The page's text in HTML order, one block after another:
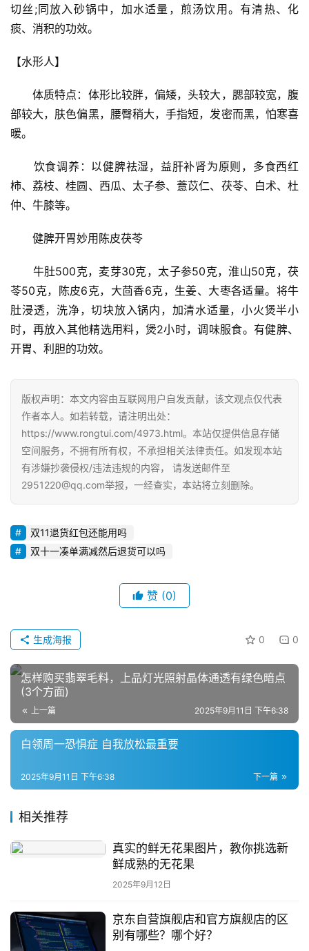
察
电
营
带
货
私
域
社
问
答
社
区
切丝;同放入砂锅中，加水适量，煎汤饮用。有清热、化
痰、消积的功效。
【水形人】
体质特点：体形比较胖，偏矮，头较大，腮部较宽，腹
部较大，肤色偏黑，腰臀稍大，手指短，发密而黑，怕寒喜
暖。
饮食调养：以健脾祛湿，益肝补肾为原则，多食西红
柿、荔枝、桂圆、西瓜、太子参、薏苡仁、茯苓、白术、杜
仲、牛膝等。
健脾开胃妙用陈皮茯苓
牛肚500克，麦芽30克，太子参50克，淮山50克，茯
苓50克，陈皮6克，大茴香6克，生姜、大枣各适量。将牛
肚浸透，洗净，切块放入锅内，加清水适量，小火煲半小
时，再放入其他精选用料，煲2小时，调味服食。有健脾、
开胃、利胆的功效。
版权声明：本文内容由互联网用户自发贡献，该文观点仅代表
作者本人。如若转载，请注明出处：
https://www.rongtui.com/4973.html。本站仅提供信息存储
空间服务，不拥有所有权，不承担相关法律责任。如发现本站
有涉嫌抄袭侵权/违法违规的内容， 请发送邮件至
2951220@qq.com举报，一经查实，本站将立刻删除。
双11退货红包还能用吗
双十一凑单满减然后退货可以吗
赞 (0)
0 0
生成海报
怎样购买翡翠毛料，上品灯光照射晶体通透有绿色暗点
(3个方面)
上一篇 2025年9月11日 下午6:38
白领周一恐惧症 自我放松最重要
下一篇
2025年9月11日 下午6:38
相关推荐
真实的鲜无花果图片，教你挑选新
鲜成熟的无花果
2025年9月12日
京东自营旗舰店和官方旗舰店的区
别有哪些？哪个好？